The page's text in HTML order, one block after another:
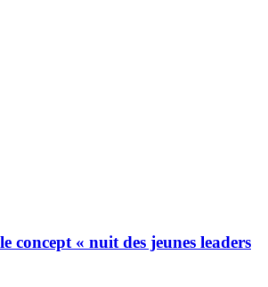
concept « nuit des jeunes leaders